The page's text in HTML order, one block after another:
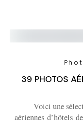
39 PHOTOS
Voici une
aériennes d’hôtels